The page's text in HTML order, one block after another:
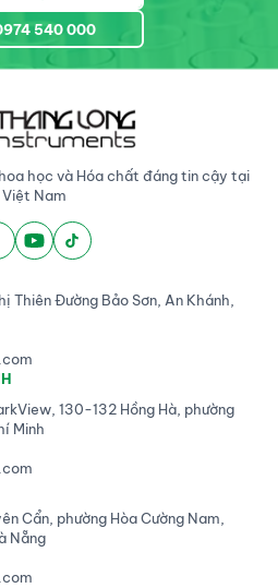
540 000
học và Hóa chất đáng tin cậy tại
Việt Nam
Đường Bảo Sơn, An Khánh,
130-132 Hồng Hà, phường
Minh
Cẩn, phường Hòa Cường Nam,
Nẵng